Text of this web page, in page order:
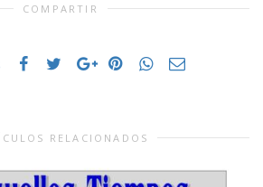
COMPARTIR
RELACIONADOS